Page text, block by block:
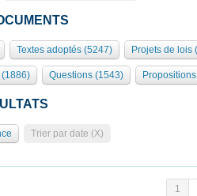
Textes adoptés (5247) Projets de lois
Questions (1543)
Trier par date (X)
1